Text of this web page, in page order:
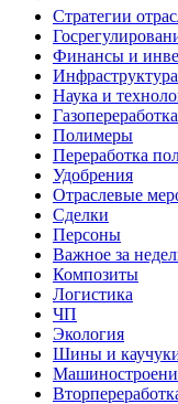
Стратегии
Финансы и
Инфраструктура
Наука и
Газопереработка
Полимеры
Переработка
Удобрения
Отраслевые
Сделки
Персоны
Важное за
Композиты
Логистика
ЧП
Экология
Шины и